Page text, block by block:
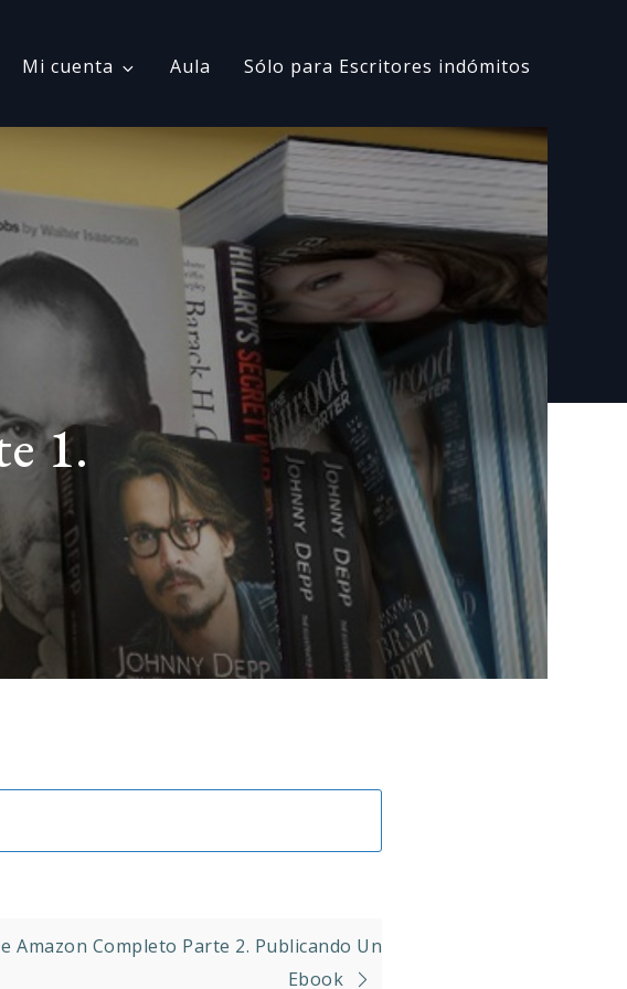
Mi cuenta Aula Sólo para Escritores indómitos
1.
Amazon Completo Parte 2. Publicando Un
Ebook